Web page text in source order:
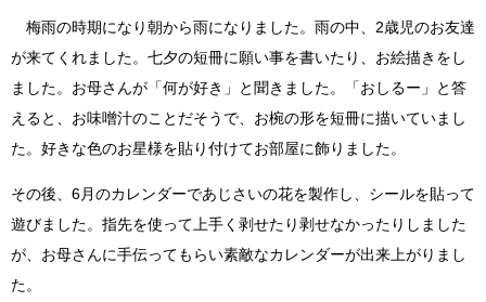
梅雨の時期になり朝から雨になりました。雨の中、2歳児のお友達
が来てくれました。七夕の短冊に願い事を書いたり、お絵描きをし
ました。お母さんが「何が好き」と聞きました。「おしるー」と答
えると、お味噌汁のことだそうで、お椀の形を短冊に描いていまし
た。好きな色のお星様を貼り付けてお部屋に飾りました。
その後、6月のカレンダーであじさいの花を製作し、シールを貼って
遊びました。指先を使って上手く剥せたり剥せなかったりしました
が、お母さんに手伝ってもらい素敵なカレンダーが出来上がりまし
た。